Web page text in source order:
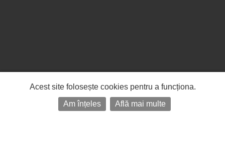
Acest site folosește cookies pentru a funcționa.
Am înțeles
Află mai multe